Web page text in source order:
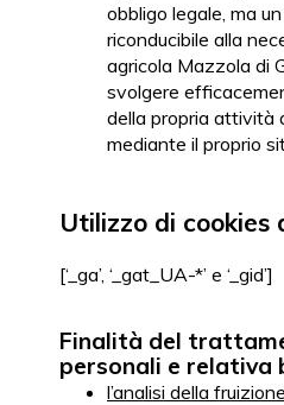
obbligo legale, ma
riconducibile alla
agricola Mazzola di
svolgere
della propria attività
mediante il proprio
Utilizzo di cookies
[‘_ga’, ‘_gat_UA-*’ e ‘_gid’]
Finalità del
personali e relativa
l’analisi della